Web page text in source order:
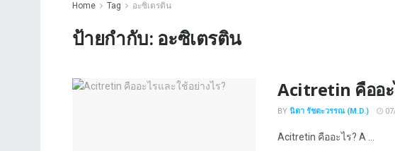
Home Tag อะซิเตรติน
ป้ายกำกับ: อะซิเตรติน
Acitretin คืออะ
BY นิดา รัชตะวรรณ (M.D.)
Acitretin คืออะไร? A ...